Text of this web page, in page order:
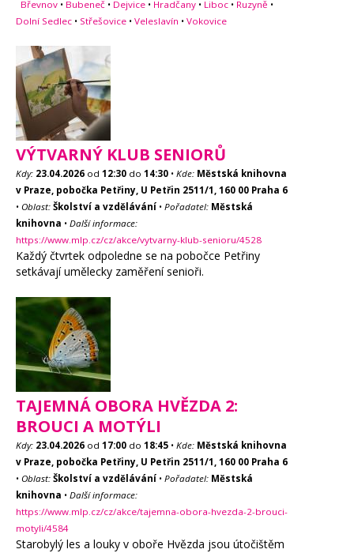
Břevnov • Bubeneč • Dejvice • Hradčany • Liboc • Ruzyně •
Dolní Sedlec • Střešovice • Veleslavín • Vokovice
VÝTVARNÝ KLUB SENIORŮ
Kdy: 23.04.2026 od 12:30 do 14:30 • Kde: Městská knihovna
v Praze, pobočka Petřiny, U Petřin 2511/1, 160 00 Praha 6
• Oblast: Školství a vzdělávání • Pořadatel: Městská
knihovna • Další informace:
https://www.mlp.cz/cz/akce/vytvarny-klub-senioru/4528
Každý čtvrtek odpoledne se na pobočce Petřiny
setkávají umělecky zaměření senioři.
TAJEMNÁ OBORA HVĚZDA 2:
BROUCI A MOTÝLI
Kdy: 23.04.2026 od 17:00 do 18:45 • Kde: Městská knihovna
v Praze, pobočka Petřiny, U Petřin 2511/1, 160 00 Praha 6
• Oblast: Školství a vzdělávání • Pořadatel: Městská
knihovna • Další informace:
https://www.mlp.cz/cz/akce/tajemna-obora-hvezda-2-brouci-
motyli/4584
Starobylý les a louky v oboře Hvězda jsou útočištěm